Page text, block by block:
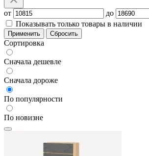
от
до
Показывать только товары в наличии
Применить Сбросить
Сортировка
Сначала дешевле
Сначала дороже
По популярности
По новизне